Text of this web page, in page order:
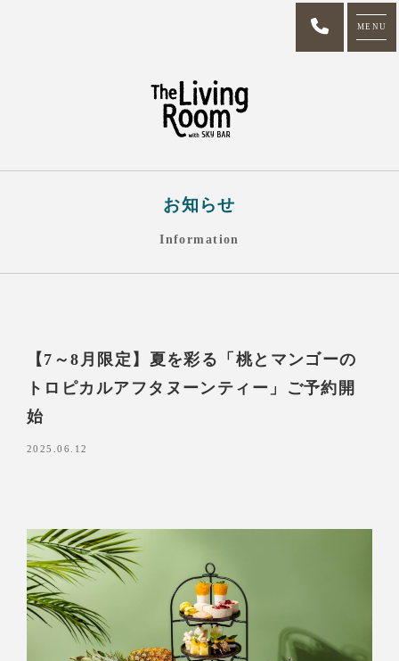
MENU
お知らせ
Information
【7～8月限定】夏を彩る「桃とマンゴーの
トロピカルアフタヌーンティー」ご予約開
始
2025.06.12